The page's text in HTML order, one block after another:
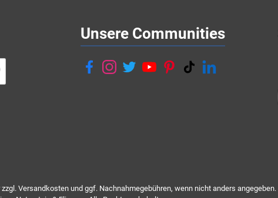
Unsere Communities
Versandkostenund ggf. Nachnahmegebühren, wenn nicht anders angegeben.